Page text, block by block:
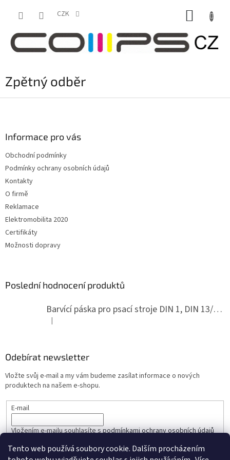
Tento web používá soubory cookie. Dalším procházením
CZK
Zpětný odběr
Informace pro vás
Obchodní podmínky
Podmínky ochrany osobních údajů
Kontakty
O firmě
Reklamace
Elektromobilita 2020
Certifikáty
Možnosti dopravy
Poslední hodnocení produktů
Barvící páska pro psací stroje DIN 1, DIN 13/10, LAND, PA červenočerná
Hodnocení produktu je 5 z 5 hvězdiček.
|
Odebírat newsletter
Vložte svůj e-mail a my vám budeme zasílat informace o nových
produktech na našem e-shopu.
E-mail
Vložením e-mailu souhlasíte spodmínkami ochrany osobních údajů
PŘIHLÁSIT SE